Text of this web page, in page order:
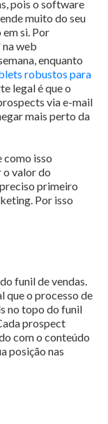
pois o software
muito do seu
si. Por
web
enquanto
robustos para
legal é que o
via e-mail
mais perto da
como isso
o valor do
primeiro
Por isso
funil de vendas.
que o processo de
no topo do funil
prospect
com o conteúdo
posição nas